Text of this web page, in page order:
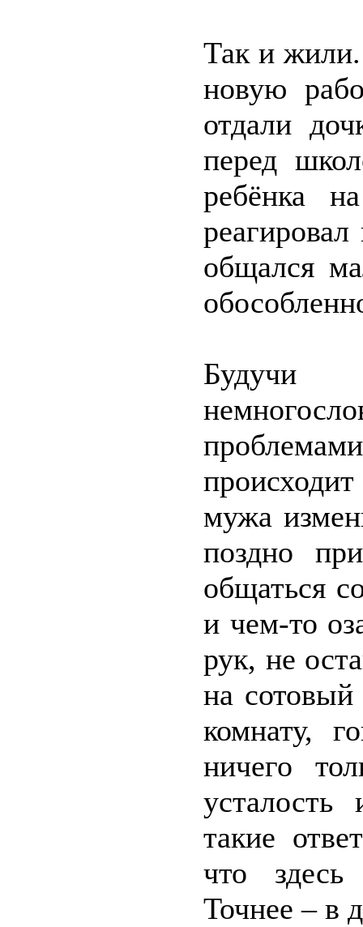
Так и
новую
отдали
перед
ребёнка
общался
Будучи
мужа
поздно
общаться
и чем-то
рук, не
на сотовый
комнату,
ничего
такие
что
Точнее – в